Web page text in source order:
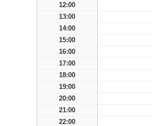
12:00
13:00
14:00
15:00
16:00
17:00
18:00
19:00
20:00
21:00
22:00